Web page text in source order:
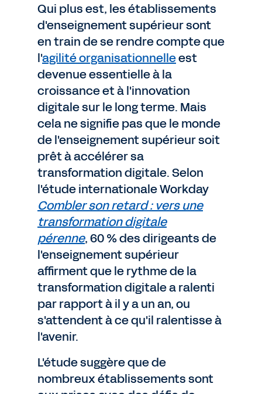
Qui plus est, les établissements
d'enseignement supérieur sont
en train de se rendre compte que
l'agilité organisationnelleest
devenue essentielle à la
croissance et à l'innovation
digitale sur le long terme. Mais
cela ne signifie pas que le monde
de l'enseignement supérieur soit
prêt à accélérer sa
transformation digitale. Selon
l'étude internationale Workday
Combler son retard : vers une
transformation digitale
pérenne, 60 % des dirigeants de
l'enseignement supérieur
affirment que le rythme de la
transformation digitale a ralenti
par rapport à il y a un an, ou
s'attendent à ce qu'il ralentisse à
l'avenir.
L'étude suggère que de
nombreux établissements sont